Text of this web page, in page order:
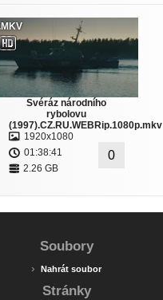
Svéráz národního
rybolovu
(1997).CZ.RU.WEBRip.1080p.mkv
1920x1080
01:38:41
2.26 GB
0
Soubory
› Nahrát soubor
Stránky